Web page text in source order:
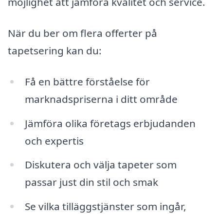
När du ber om flera offerter på
tapetsering kan du:
Få en bättre förståelse för
marknadspriserna i ditt område
Jämföra olika företags erbjudanden
och expertis
Diskutera och välja tapeter som
passar just din stil och smak
Se vilka tilläggstjänster som ingår,